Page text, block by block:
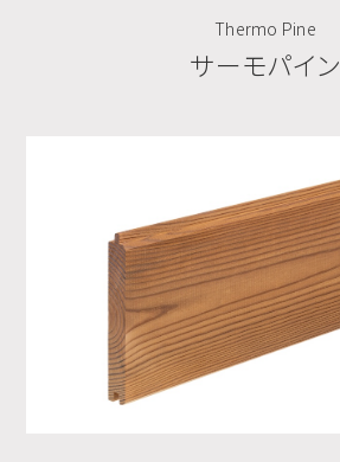
Thermo Pine
サーモパイン